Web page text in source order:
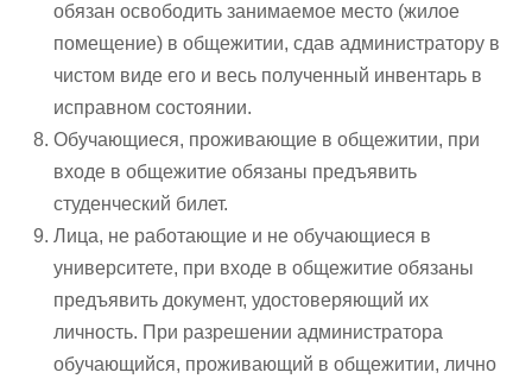
обязан освободить занимаемое место (жилое
помещение) в общежитии, сдав администратору в
чистом виде его и весь полученный инвентарь в
исправном состоянии.
Обучающиеся, проживающие в общежитии, при
входе в общежитие обязаны предъявить
студенческий билет.
Лица, не работающие и не обучающиеся в
университете, при входе в общежитие обязаны
предъявить документ, удостоверяющий их
личность. При разрешении администратора
обучающийся, проживающий в общежитии, лично